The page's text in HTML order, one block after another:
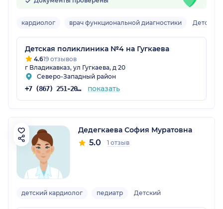
кардиолог врач функциональной диагностики Детский
Детская поликлиника №4 на Гугкаева
4.619 отзывов
г Владикавказ, ул Гугкаева, д 20
Северо-Западный район
+7 (867) 251-20-99 показать
Дедегкаева София Муратовна
5.0 1 отзыв
детский кардиолог педиатр Детский